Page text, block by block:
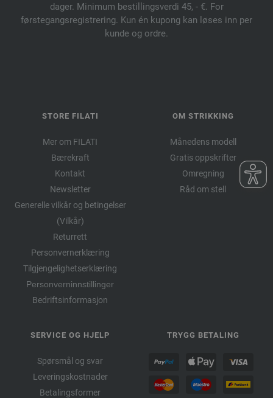
dager. Minimum bestillingsverdi 45, - €. For
førstegangsregistrering. Kun én kupong kan løses inn per
kunde og ordre.
STORE FILATI
Mer om FILATI
Bærekraft
Kontakt
Newsletter
Generelle vilkår og betingelser
(Vilkår)
Returrett
Personvernerklæring
Tilgjengelighetserklæring
Personverninnstillinger
Bedriftsinformasjon
OM STRIKKING
Månedens modell
Gratis oppskrifter
Omregning
Råd om stell
SERVICE OG HJELP
Spørsmål og svar
Leveringskostnader
Betalingsformer
TRYGG BETALING